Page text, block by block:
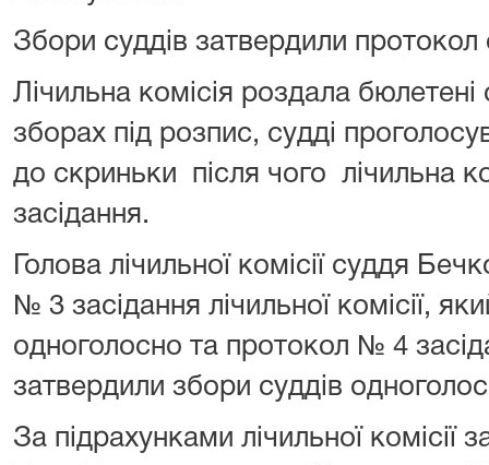
Збори суддів затвердили протокол
Лічильна комісія роздала
зборах під розпис, судді
до скриньки після чого лічильна
засідання.
Голова лічильної комісії суддя
№ 3 засідання лічильної комісії,
одноголосно та протокол № 4
затвердили збори суддів
За підрахунками лічильної комісії